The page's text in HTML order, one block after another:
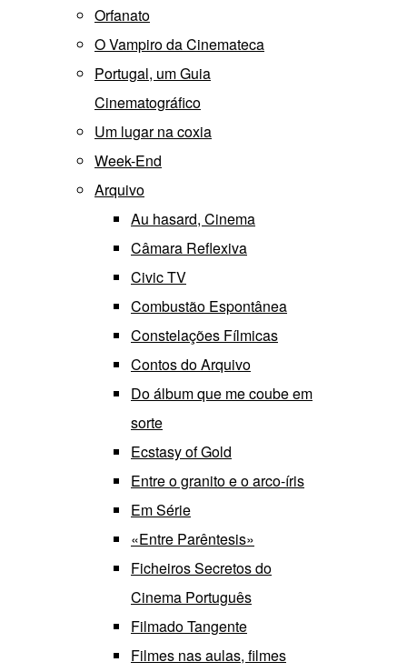
Orfanato
O Vampiro da Cinemateca
Portugal, um Guia
Cinematográfico
Um lugar na coxia
Week-End
Arquivo
Au hasard, Cinema
Câmara Reflexiva
Civic TV
Combustão Espontânea
Constelações Fílmicas
Contos do Arquivo
Do álbum que me coube em
sorte
Ecstasy of Gold
Entre o granito e o arco-íris
Em Série
«Entre Parêntesis»
Ficheiros Secretos do
Cinema Português
Filmado Tangente
Filmes nas aulas, filmes